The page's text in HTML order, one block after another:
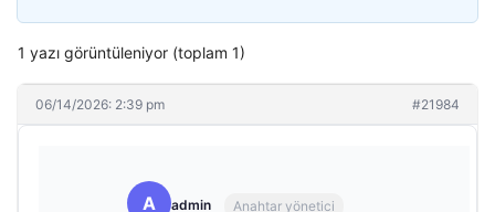
1 yazı görüntüleniyor (toplam 1)
06/14/2026: 2:39 pm #21984
A admin Anahtar yönetici